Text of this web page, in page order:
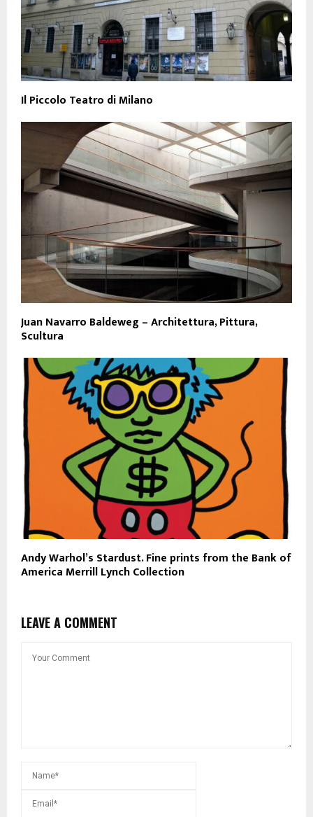
Il Piccolo Teatro di Milano
Juan Navarro Baldeweg – Architettura, Pittura,
Scultura
Andy Warhol’s Stardust. Fine prints from the Bank of
America Merrill Lynch Collection
LEAVE A COMMENT